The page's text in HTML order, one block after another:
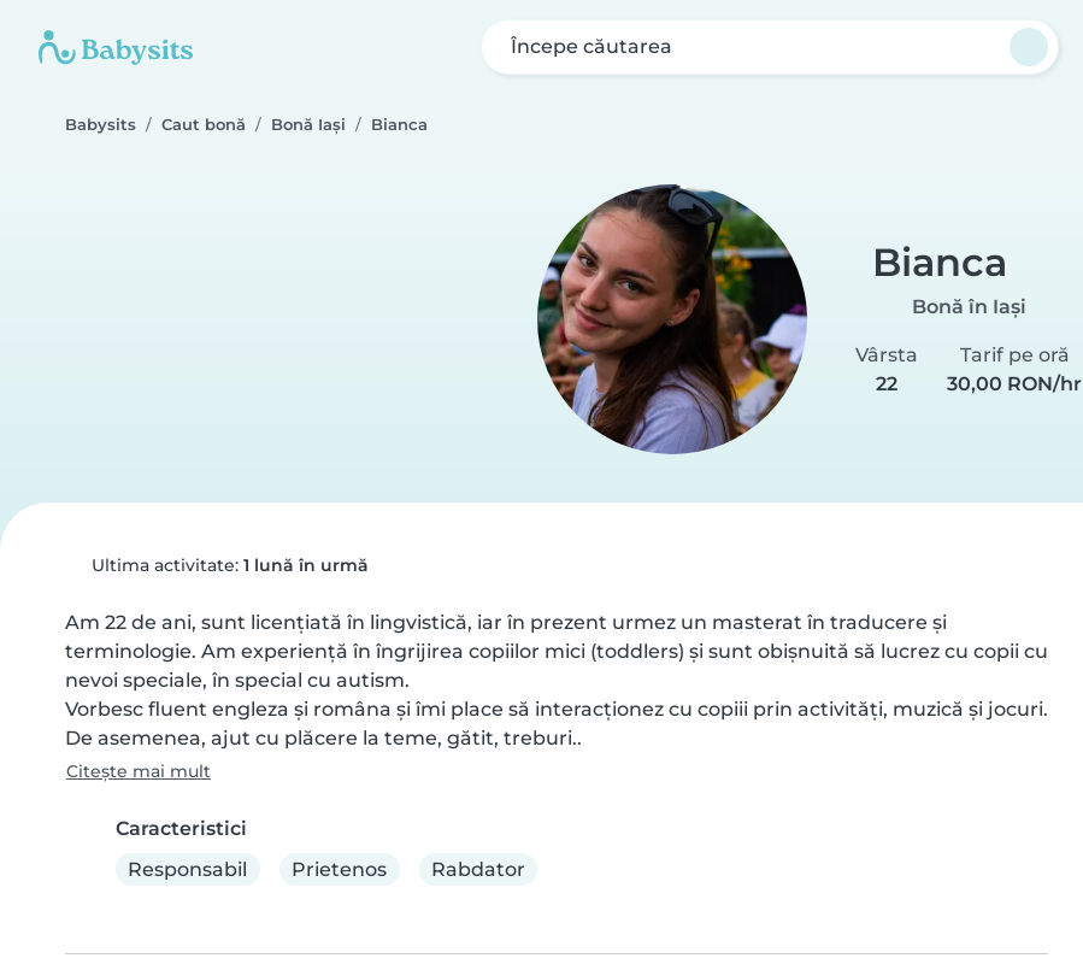
Începe căutarea
Babysits Caut bonă Bonă Iași Bianca
Bianca
Bonă în Iași
Vârsta
22
Tarif pe oră
30,00 RON/hr
Ultima activitate: 1 lună în urmă
Am 22 de ani, sunt licențiată în lingvistică, iar în prezent urmez un masterat în traducere și
terminologie. Am experiență în îngrijirea copiilor mici (toddlers) și sunt obișnuită să lucrez cu copii cu
nevoi speciale, în special cu autism.
Vorbesc fluent engleza și româna și îmi place să interacționez cu copiii prin activități, muzică și jocuri.
De asemenea, ajut cu plăcere la teme, gătit, treburi..
Citește mai mult
Caracteristici
Responsabil
Prietenos Rabdator